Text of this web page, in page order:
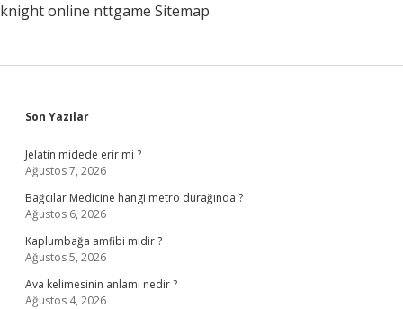
knight online nttgame Sitemap
Sidebar
Son Yazılar
Jelatin midede erir mi ?
Ağustos 7, 2026
Bağcılar Medicine hangi metro durağında ?
Ağustos 6, 2026
Kaplumbağa amfibi midir ?
Ağustos 5, 2026
Ava kelimesinin anlamı nedir ?
Ağustos 4, 2026